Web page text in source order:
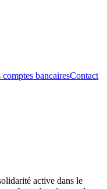
comptes bancairesContact
active dans le